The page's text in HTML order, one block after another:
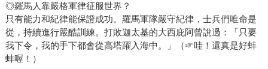
◎羅馬人靠嚴格軍律征服世界？
只有能力和紀律能保證成功。羅馬軍隊嚴守紀律，士兵們唯命是
從，持續進行嚴酷訓練。打敗迦太基的大西庇阿曾說過：「只要
我下令，我的手下都會從高塔躍入海中。」（☞哇！還真是好蚌
蚌喔！）